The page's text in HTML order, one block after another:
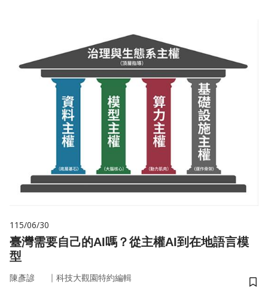
115/06/30
臺灣需要自己的AI嗎？從主權AI到在地語言模
型
陳彥諺 ｜ 科技大觀園特約編輯
儲